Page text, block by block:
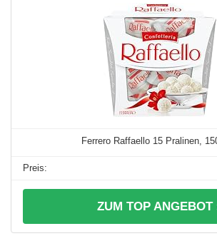
Ferrero Raffaello 15 Pralinen,
ZUM TOP ANGEBOT